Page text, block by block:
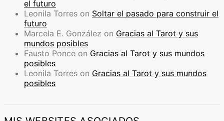
el futuro
Leonila Torres on Soltar el pasado para construir el
futuro
Marcela E. González on Gracias al Tarot y sus
mundos posibles
Fausto Ponce on Gracias al Tarot y sus mundos
posibles
Leonila Torres on Gracias al Tarot y sus mundos
posibles